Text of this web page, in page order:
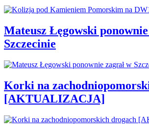
Mateusz Łęgowski
Szczecinie
Korki na
[AKTUALIZACJA]